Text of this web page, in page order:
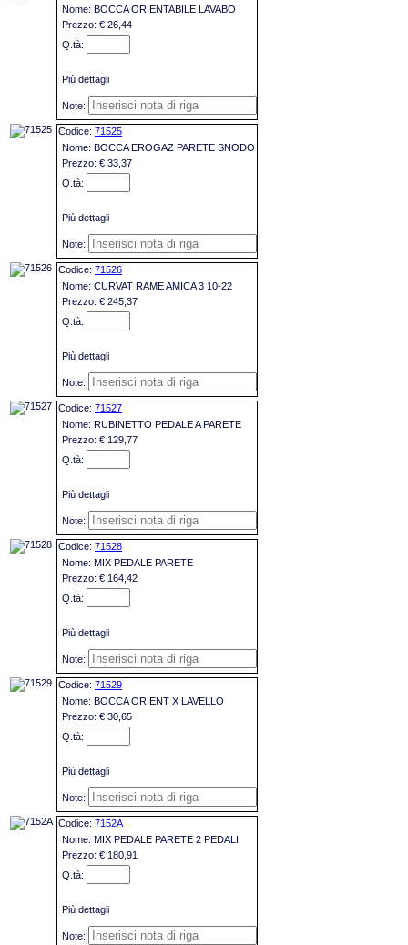
BOCCA ORIENTABILE LAVABO
€ 26,44
Più dettagli
71525
BOCCA EROGAZ PARETE SNODO
€ 33,37
Più dettagli
71526
CURVAT RAME AMICA 3 10-22
€ 245,37
Più dettagli
71527
RUBINETTO PEDALE A PARETE
€ 129,77
Più dettagli
71528
MIX PEDALE PARETE
€ 164,42
Più dettagli
71529
BOCCA ORIENT X LAVELLO
€ 30,65
Più dettagli
7152A
MIX PEDALE PARETE 2 PEDALI
€ 180,91
Più dettagli